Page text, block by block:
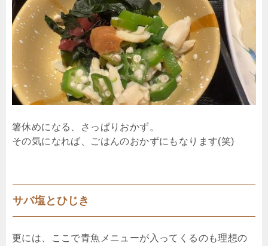
箸休めになる、さっぱりおかず。
その気になれば、ごはんのおかずにもなります(笑)
サバ塩とひじき
更には、ここで青魚メニューが入ってくるのも理想の